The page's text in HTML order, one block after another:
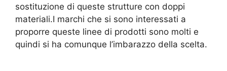
sostituzione di queste strutture con doppi
materiali.I marchi che si sono interessati a
proporre queste linee di prodotti sono molti e
quindi si ha comunque l’imbarazzo della scelta.